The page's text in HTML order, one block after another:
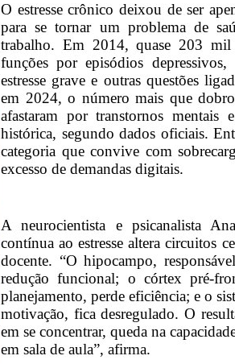
O estresse crônico deixou de ser
para se tornar um problema de
trabalho. Em 2014, quase 203 mil
funções por episódios depressivos,
estresse grave e outras questões
em 2024, o número mais que
afastaram por transtornos mentais
histórica, segundo dados oficiais.
categoria que convive com
excesso de demandas digitais.
A neurocientista e psicanalista
contínua ao estresse altera circuitos
docente. “O hipocampo,
redução funcional; o córtex pré-
planejamento, perde eficiência; e o
motivação, fica desregulado. O
em se concentrar, queda na
em sala de aula”, afirma.